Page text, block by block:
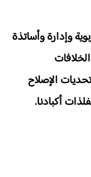
وإدارة وأساتذة
الإصلاح
أكبادنا.